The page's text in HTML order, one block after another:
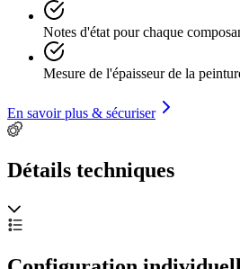
Notes d'état pour chaque
Mesure de l'épaisseur de la
En savoir plus & sécuriser
Détails techniques